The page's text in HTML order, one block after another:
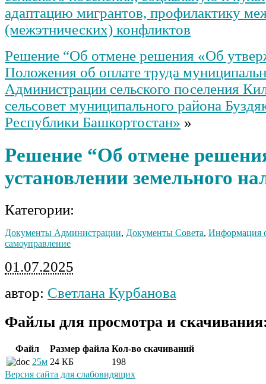
адаптацию мигрантов, профилактику
(межэтнических) конфликтов
Решение “Об отмене решения «Об
Положения об оплате труда
Администрации сельского поселения
сельсовет муниципального района
Республики Башкортостан» »
Решение “Об отмене
установлении земельного
Категории:
Документы Администрации, Документы Совета, Информация
самоуправление
01.07.2025
автор: Светлана Курбанова
Файлы для просмотра и
Файл Размер файла Кол-во скачиваний
25м 24 КБ
198
Версия сайта для слабовидящих